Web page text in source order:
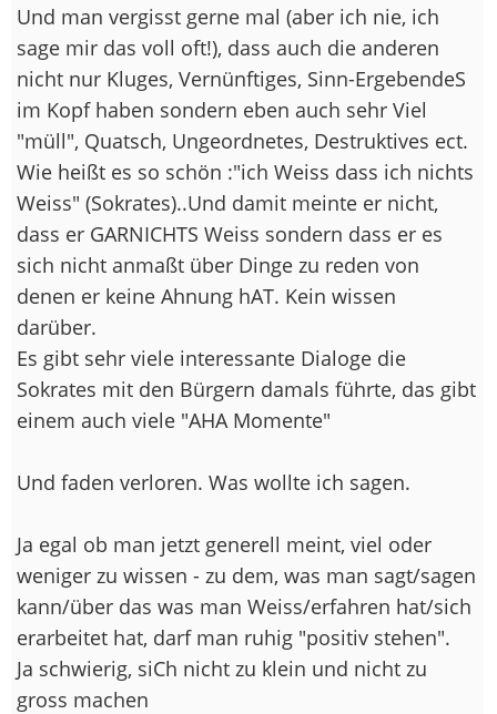
Und man vergisst gerne mal (aber ich nie, ich
sage mir das voll oft!), dass auch die anderen
nicht nur Kluges, Vernünftiges, Sinn-ErgebendeS
im Kopf haben sondern eben auch sehr Viel
"müll", Quatsch, Ungeordnetes, Destruktives ect.
Wie heißt es so schön :"ich Weiss dass ich nichts
Weiss" (Sokrates)..Und damit meinte er nicht,
dass er GARNICHTS Weiss sondern dass er es
sich nicht anmaßt über Dinge zu reden von
denen er keine Ahnung hAT. Kein wissen
darüber.
Es gibt sehr viele interessante Dialoge die
Sokrates mit den Bürgern damals führte, das gibt
einem auch viele "AHA Momente"
Und faden verloren. Was wollte ich sagen.
Ja egal ob man jetzt generell meint, viel oder
weniger zu wissen - zu dem, was man sagt/sagen
kann/über das was man Weiss/erfahren hat/sich
erarbeitet hat, darf man ruhig "positiv stehen".
Ja schwierig, siCh nicht zu klein und nicht zu
gross machen